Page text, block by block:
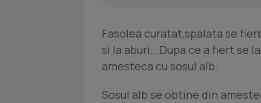
Fasolea curatat,spalata se
si la aburi...Dupa ce a fiert se
amesteca cu sosul alb.
Sosul alb se obtine din